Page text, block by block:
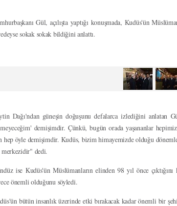
Gül, açılışta yaptığı konuşmada, Kudüs'ün
sokak sokak bildiğini anlattı.
Dağı'ndan güneşin doğuşunu defalarca izlediğini
demişimdir. Çünkü, bugün orada yaşananlar
hep öyle demişimdir. Kudüs, bizim himayemizde olduğu
merkezidir" dedi.
ise Kudüs'ün Müslümanların elinden 98 yıl önce
önemli olduğunu söyledi.
bütün insanlık üzerinde etki bırakacak kadar önemli bir